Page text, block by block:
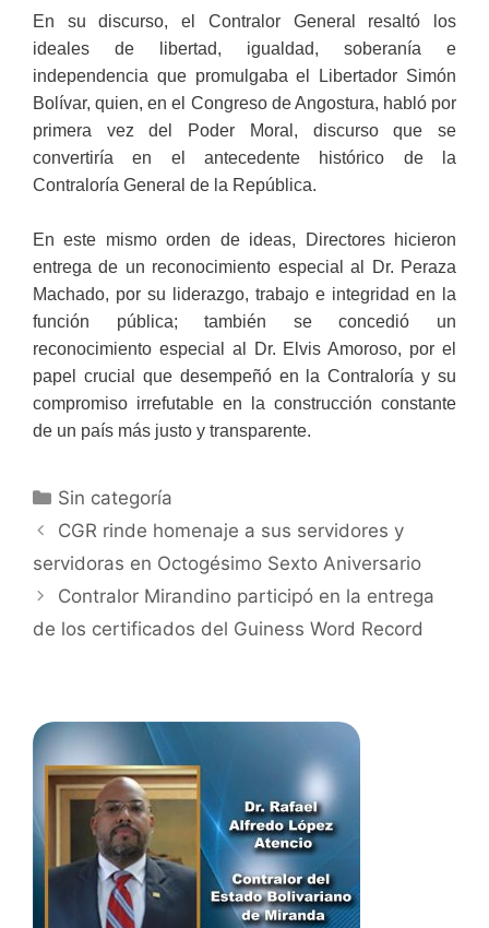
En su discurso, el Contralor General resaltó los
ideales de libertad, igualdad, soberanía e
independencia que promulgaba el Libertador Simón
Bolívar, quien, en el Congreso de Angostura, habló por
primera vez del Poder Moral, discurso que se
convertiría en el antecedente histórico de la
Contraloría General de la República.
En este mismo orden de ideas, Directores hicieron
entrega de un reconocimiento especial al Dr. Peraza
Machado, por su liderazgo, trabajo e integridad en la
función pública; también se concedió un
reconocimiento especial al Dr. Elvis Amoroso, por el
papel crucial que desempeñó en la Contraloría y su
compromiso irrefutable en la construcción constante
de un país más justo y transparente.
Sin categoría
CGR rinde homenaje a sus servidores y
servidoras en Octogésimo Sexto Aniversario
Contralor Mirandino participó en la entrega
de los certificados del Guiness Word Record